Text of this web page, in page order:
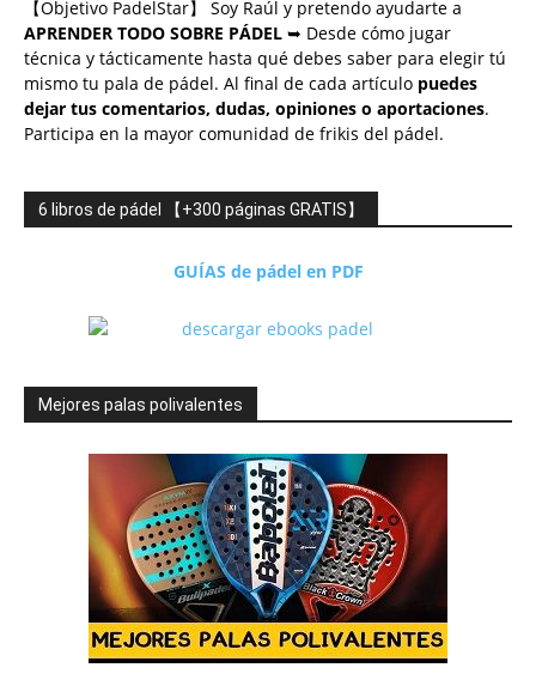
【Objetivo PadelStar】 Soy Raúl y pretendo ayudarte a
APRENDER TODO SOBRE PÁDEL ➥ Desde cómo jugar
técnica y tácticamente hasta qué debes saber para elegir tú
mismo tu pala de pádel. Al final de cada artículo puedes
dejar tus comentarios, dudas, opiniones o aportaciones.
Participa en la mayor comunidad de frikis del pádel.
6 libros de pádel 【+300 páginas GRATIS】
GUÍAS de pádel en PDF
Mejores palas polivalentes